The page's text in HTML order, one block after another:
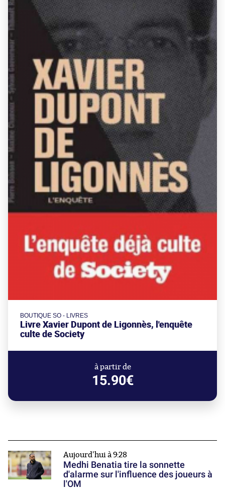
BOUTIQUE SO - LIVRES
Livre Xavier Dupont de Ligonnès, l'enquête
culte de Society
à partir de
15.90€
Aujourd'hui à 9:28
Medhi Benatia tire la sonnette
d'alarme sur l'influence des joueurs à
l'OM